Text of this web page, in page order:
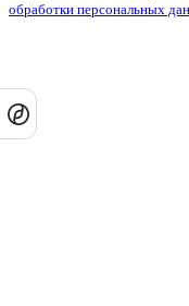
обработки персональных